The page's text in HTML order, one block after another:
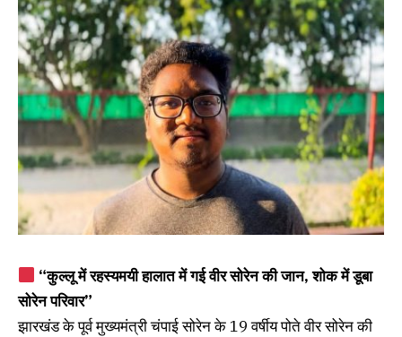
“कुल्लू में रहस्यमयी हालात में गई वीर सोरेन की जान, शोक में डूबा
सोरेन परिवार”
झारखंड के पूर्व मुख्यमंत्री चंपाई सोरेन के 19 वर्षीय पोते वीर सोरेन की